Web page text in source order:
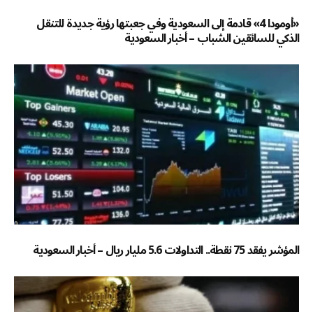
«أومودا 4» قادمة إلى السعودية وفي جعبتها رؤية جديدة للتنقل
الذكي للسائقين الشباب – أخبار السعودية
المؤشر يفقد 75 نقطة.. التداولات 5.6 مليار ريال – أخبار السعودية